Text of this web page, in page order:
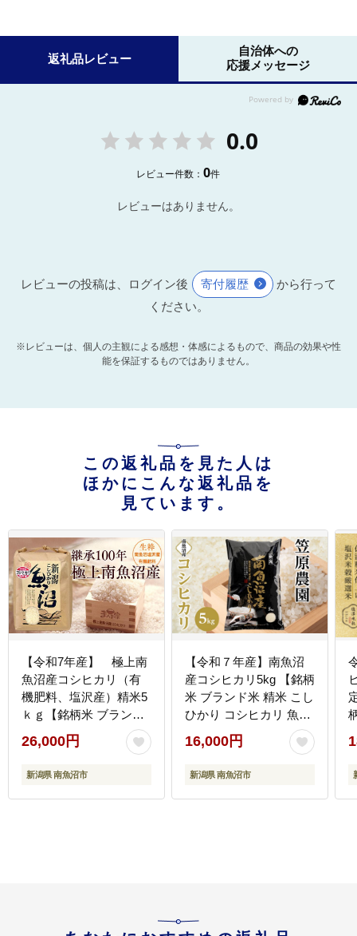
返礼品レビュー
自治体への
応援メッセージ
0.0
レビュー件数：0件
レビューはありません。
レビューの投稿は、ログイン後 寄付履歴
から行って
ください。
※レビューは、個人の主観による感想・体感によるもので、商品の効果や性
能を保証するものではありません。
この返礼品を見た人は
ほかにこんな返礼品を
見ています。
【令和7年産】 極上南
魚沼産コシヒカリ（有
機肥料、塩沢産）精米5
ｋｇ【銘柄米 ブランド
米 精米 こしひかり コシ
ヒカリ 魚沼産 新潟米 産
地直送 お米 米 こめ コ
26,000円
新潟県 南魚沼市
【令和７年産】南魚沼
産コシヒカリ5kg 【銘柄
米 ブランド米 精米 こし
ひかり コシヒカリ 魚沼
産 南魚沼産 プレミアム
新潟米 新潟県産 高評価
高品質 高級 国産米 産直
16,000円
新潟県 南魚沼市